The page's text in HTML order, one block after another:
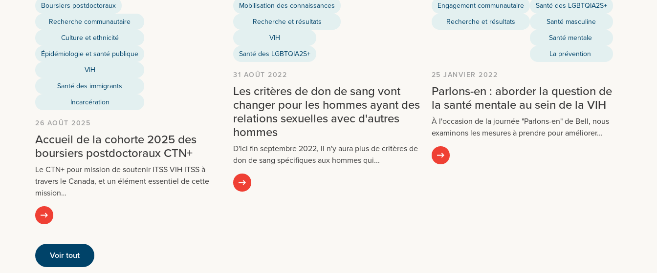
Boursiers postdoctoraux
Recherche communautaire
Culture et ethnicité
Épidémiologie et santé publique
VIH
Santé des immigrants
Incarcération
26 AOÛT 2025
Accueil de la cohorte 2025 des
boursiers postdoctoraux CTN+
Le CTN+ pour mission de soutenir ITSS VIH ITSS à
travers le Canada, et un élément essentiel de cette
mission…
Mobilisation des connaissances
Recherche et résultats
VIH
Santé des LGBTQIA2S+
31 AOÛT 2022
Les critères de don de sang vont
changer pour les hommes ayant des
relations sexuelles avec d'autres
hommes
D'ici fin septembre 2022, il n'y aura plus de critères de
don de sang spécifiques aux hommes qui...
Engagement communautaire
Recherche et résultats
Santé des LGBTQIA2S+
Santé masculine
Santé mentale
La prévention
25 JANVIER 2022
Parlons-en : aborder la question de
la santé mentale au sein de la VIH
À l'occasion de la journée "Parlons-en" de Bell, nous
examinons les mesures à prendre pour améliorer...
Voir tout